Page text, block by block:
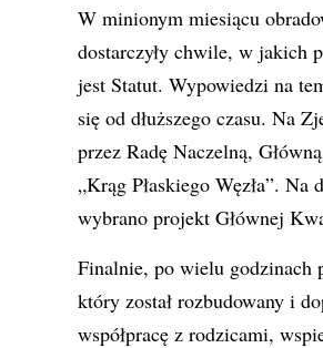
W minionym miesiącu
dostarczyły chwile, w jakich
jest Statut. Wypowiedzi na
się od dłuższego czasu. Na
przez Radę Naczelną,
„Krąg Płaskiego Węzła”.
wybrano projekt Głównej
Finalnie, po wielu godzinach
który został rozbudowany i
współpracę z rodzicami,